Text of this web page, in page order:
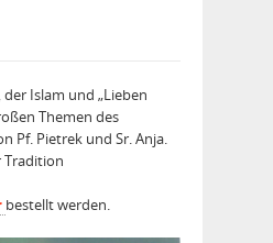
Islam und „Lieben
Themen des
Pf. Pietrek und Sr. Anja.
Tradition
bestellt werden.